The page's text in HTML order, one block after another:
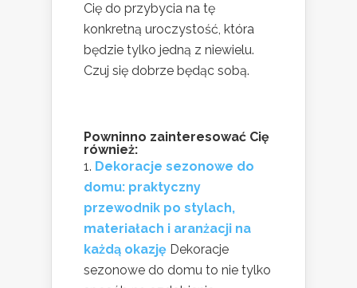
Cię do przybycia na tę
konkretną uroczystość, która
będzie tylko jedną z niewielu.
Czuj się dobrze będąc sobą.
Powninno zainteresować Cię
również:
Dekoracje sezonowe do
domu: praktyczny
przewodnik po stylach,
materiałach i aranżacji na
każdą okazję Dekoracje
sezonowe do domu to nie tylko